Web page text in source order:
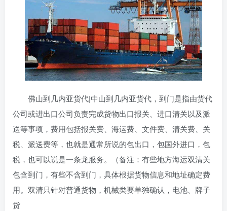
佛山到几内亚货代|中山到几内亚货代，到门是指由货代
公司或进出口公司负责完成货物出口报关、进口清关以及派
送等事项，费用包括报关费、海运费、文件费、清关费、关
税、派送费等，也就是通常所说的包出口，包国外进口，包
税，也可以说是一条龙服务。（备注：有些地方海运双清关
包含到门，有些不含到门，具体根据货物信息和地址确定费
用。双清只针对普通货物，机械类要单独确认，电池、牌子
货